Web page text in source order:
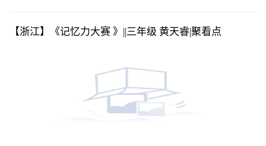
【浙江】《记忆力大赛 》||三年级 黄天睿​|聚看点